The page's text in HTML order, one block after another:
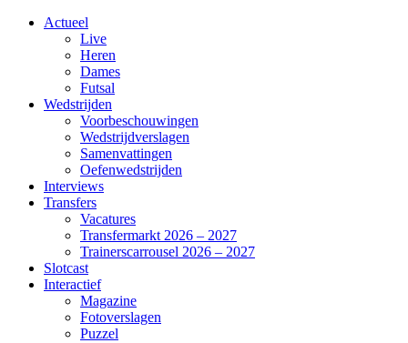
Actueel
Live
Heren
Dames
Futsal
Wedstrijden
Voorbeschouwingen
Wedstrijdverslagen
Samenvattingen
Oefenwedstrijden
Interviews
Transfers
Vacatures
Transfermarkt 2026 – 2027
Trainerscarrousel 2026 – 2027
Slotcast
Interactief
Magazine
Fotoverslagen
Puzzel